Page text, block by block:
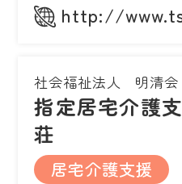
http://
社会福祉法人 明清会
指定居宅介護
荘
居宅介護支援